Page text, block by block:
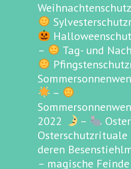
–
Tag- und
–
2022
–
Osterschutzrituale
deren
– magische